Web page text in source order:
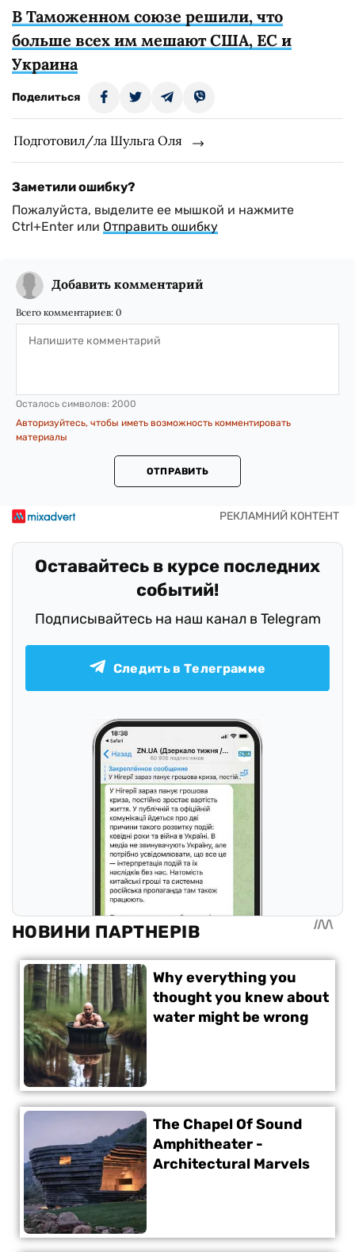
В Таможенном союзе решили, что
больше всех им мешают США, ЕС и
Украина
Поделиться
Подготовил/ла Шульга Оля
Заметили ошибку?
Пожалуйста, выделите ее мышкой и нажмите
Ctrl+Enter или Отправить ошибку
Добавить комментарий
Всего комментариев: 0
Осталось символов: 2000
Авторизуйтесь, чтобы иметь возможность комментировать
материалы
ОТПРАВИТЬ
Оставайтесь в курсе последних
событий!
Подписывайтесь на наш канал в Telegram
Следить в Телеграмме